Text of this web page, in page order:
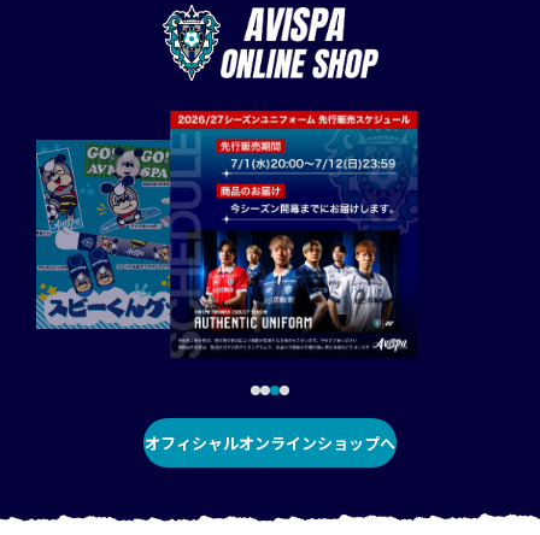
オフィシャルオンラインショップへ